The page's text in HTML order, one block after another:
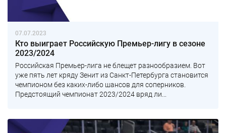
07.07.2023
Кто выиграет Российскую Премьер-лигу в сезоне
2023/2024
Российская Премьер-лига не блещет разнообразием. Вот
уже пять лет кряду Зенит из Санкт-Петербурга становится
чемпионом без каких-либо шансов для соперников.
Предстоящий чемпионат 2023/2024 вряд ли...